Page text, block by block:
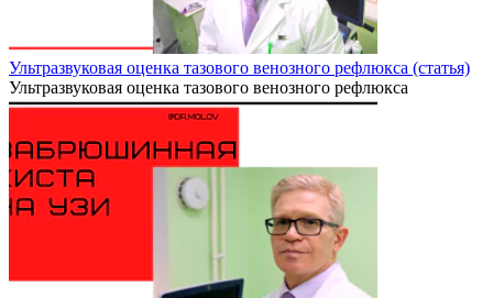
Ультразвуковая оценка тазового венозного рефлюкса (статья)
Ультразвуковая оценка тазового венозного рефлюкса